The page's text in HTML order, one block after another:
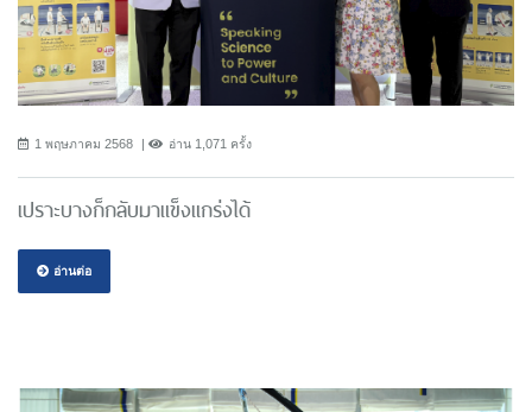
1 พฤษภาคม 2568 อ่าน 1,071 ครั้ง
เปราะบางก็กลับมาแข็งแกร่งได้
อ่านต่อ